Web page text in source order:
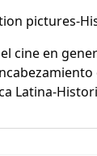
pictures-
cine en
Latina-